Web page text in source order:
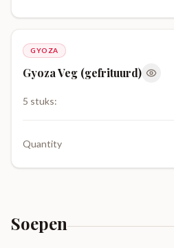
GYOZA
Gyoza Veg (gefrituurd)
5 stuks:
Quantity
Soepen